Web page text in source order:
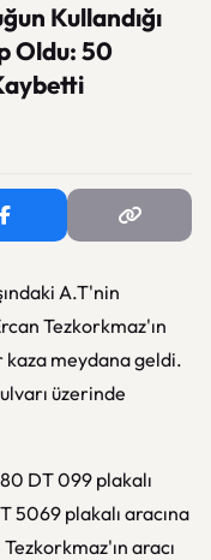
Kullandığı
Oldu: 50
A.T'nin
Tezkorkmaz'ın
kaza meydana geldi.
üzerinde
DT 099 plakalı
5069 plakalı aracına
aracı